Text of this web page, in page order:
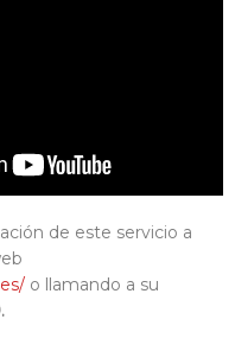
de este servicio a
o llamando a su